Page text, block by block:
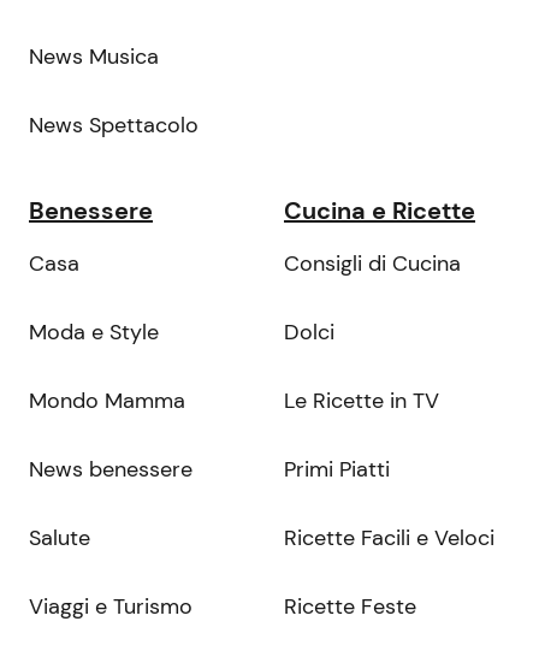
News Musica
News Spettacolo
Benessere
Casa
Moda e Style
Mondo Mamma
News benessere
Salute
Viaggi e Turismo
Cucina e Ricette
Consigli di Cucina
Dolci
Le Ricette in TV
Primi Piatti
Ricette Facili e Veloci
Ricette Feste